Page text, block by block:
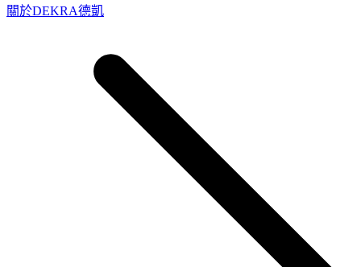
關於DEKRA德凱